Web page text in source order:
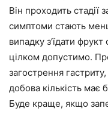
Він проходить стадії
симптоми стають
випадку з’їдати
цілком допустимо.
загострення
добова кількість
Буде краще, якщо